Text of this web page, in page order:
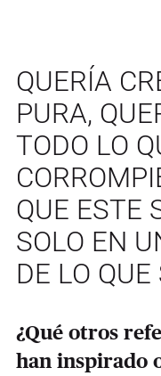
QUERÍA
PURA,
TODO LO
QUE ESTE
SOLO EN
DE LO
¿Qué otros
han inspirado